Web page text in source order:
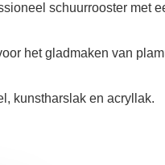
schuurrooster met
het gladmaken van
kunstharslak en acryllak.